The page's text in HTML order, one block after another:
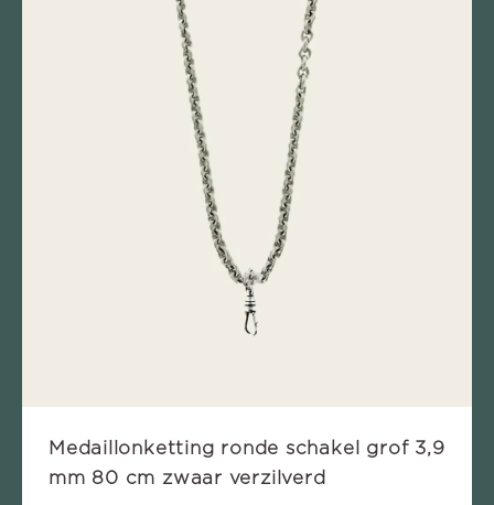
Medaillonketting ronde schakel grof 3,9
mm 80 cm zwaar verzilverd